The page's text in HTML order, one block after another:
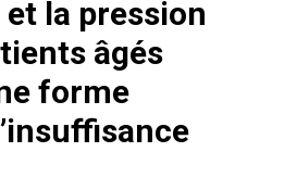
et la pression
âgés
forme